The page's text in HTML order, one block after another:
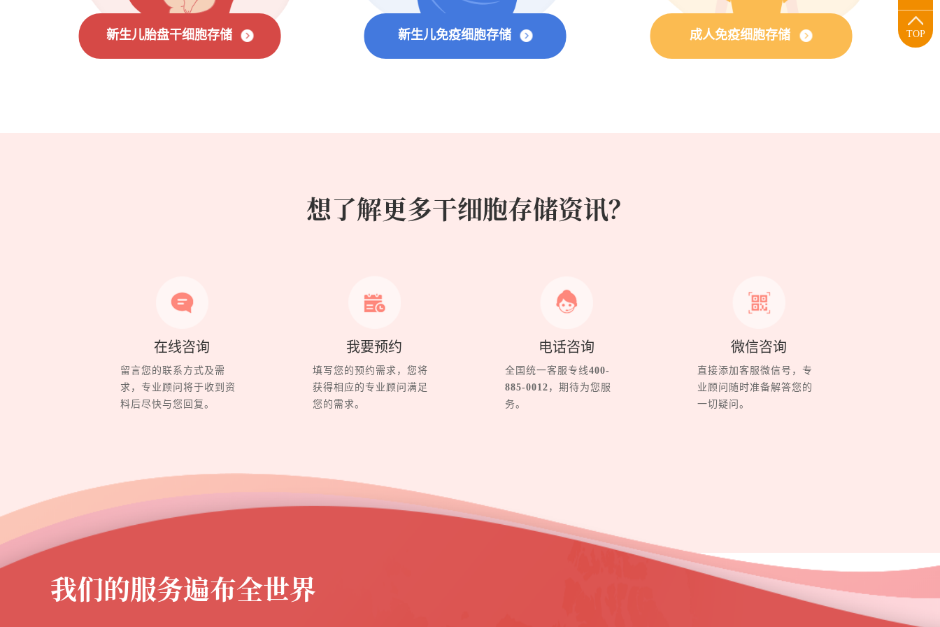
新生儿胎盘干细胞存储 新生儿免疫细胞存储 成人免疫细胞存储
想了解更多干细胞存储资讯？
在线咨询
留言您的联系方式及需
求，专业顾问将于收到资
料后尽快与您回复。
我要预约
填写您的预约需求，您将
获得相应的专业顾问满足
您的需求。
电话咨询
全国统一客服专线400-
885-0012 ，期待为您服
务。
微信咨询
直接添加客服微信号，专
业顾问随时准备解答您的
一切疑问。
我们的服务遍布全世界
TOP